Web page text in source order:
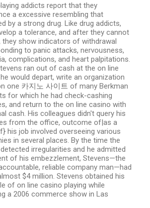
addicts report that they
a excessive resembling that
by a strong drug. Like drug addicts,
a tolerance, and after they cannot
they show indicators of withdrawal
to panic attacks, nervousness,
complications, and heart palpitations.
ran out of cash at the on line
would depart, write an organization
one 카지노 사이트 of many Berkman
for which he had check-cashing
and return to the on line casino with
cash. His colleagues didn't query his
from the office, outcome of|as a
his job involved overseeing various
in several places. By the time the
irregularities and he admitted
of his embezzlement, Stevens—the
reliable company man—had
$4 million. Stevens obtained his
of on line casino playing while
a 2006 commerce show in Las